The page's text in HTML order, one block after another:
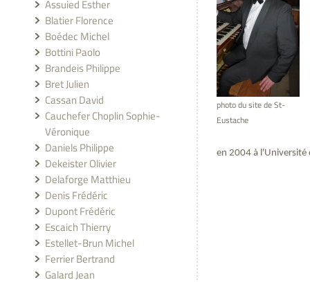
Assuied Esther
Blatier Florence
Boédec Michel
Bottini Paolo
Brandeis Philippe
Bret Julien
Cassan David
Cauchefer Choplin Sophie-
Véronique
Daniels Philippe
Dekeister Olivier
Delaforge Matthieu
Denis Frédéric
Dupont Frédéric
Escaich Thierry
Estellet-Brun Michel
Ferrier Bertrand
Galard Jean
photo du site de St-
Eustache
en 2004 à l'Université